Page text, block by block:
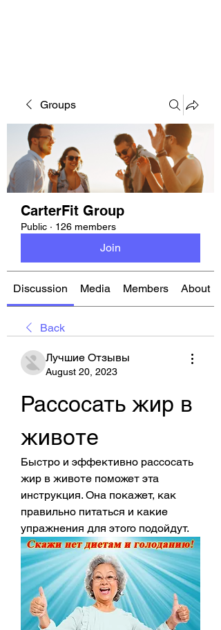
Groups
CarterFit Group
Public · 126 members
Join
Discussion Media Members About
Back
Лучшие Отзывы
August 20, 2023
Рассосать жир в
животе
Быстро и эффективно рассосать
жир в животе поможет эта
инструкция. Она покажет, как
правильно питаться и какие
упражнения для этого подойдут.